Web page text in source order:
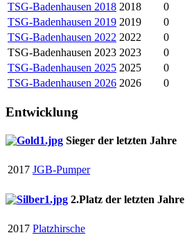
TSG-Badenhausen 2018 2018
0
TSG-Badenhausen 2019 2019
0
TSG-Badenhausen 2022 2022
0
TSG-Badenhausen 2023 2023
0
TSG-Badenhausen 2025 2025
0
TSG-Badenhausen 2026 2026 0
Entwicklung
Sieger der letzten Jahre
2017 JGB-Pumper
2.Platz der letzten Jahre
2017 Platzhirsche